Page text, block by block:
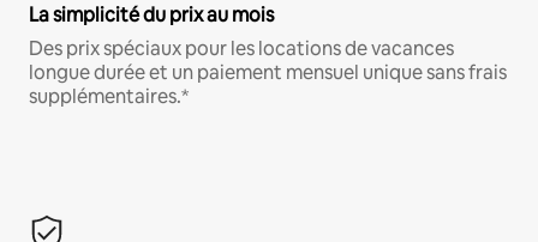
La simplicité du prix au mois
Des prix spéciaux pour les locations de vacances
longue durée et un paiement mensuel unique sans frais
supplémentaires.*